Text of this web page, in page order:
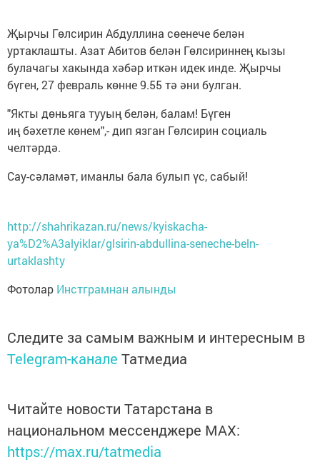
Җырчы Гөлсирин Абдуллина сөенече белән
уртаклашты. Азат Абитов белән Гөлсириннең кызы
булачагы хакында хәбәр иткән идек инде. Җырчы
бүген, 27 февраль көнне 9.55 тә әни булган.
"Якты дөньяга тууың белән, балам! Бүген
иң бәхетле көнем",- дип язган Гөлсирин социаль
челтәрдә.
Сау-сәламәт, иманлы бала булып үс, сабый!
http://shahrikazan.ru/news/kyiskacha-
ya%D2%A3alyiklar/glsirin-abdullina-seneche-beln-
urtaklashty
Фотолар Инстграмнан алынды
Следите за самым важным и интересным в
Telegram-канале Татмедиа
Читайте новости Татарстана в
национальном мессенджере MАХ:
https://max.ru/tatmedia